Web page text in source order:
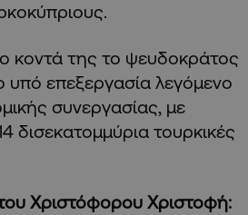
κοντά της το ψευδοκράτος
υπό επεξεργασία λεγόμενο
συνεργασίας, με
δισεκατομμύρια τουρκικές
Χριστόφορου Χριστοφή: